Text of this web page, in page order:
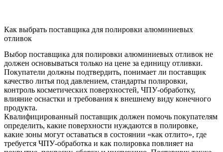
Как выбрать поставщика для полировки алюминиевых
отливок
Выбор поставщика для полировки алюминиевых отливок не
должен основываться только на цене за единицу отливки.
Покупатели должны подтвердить, понимает ли поставщик
качество литья под давлением, стандарты полировки,
контроль косметических поверхностей, ЧПУ-обработку,
влияние оснастки и требования к внешнему виду конечного
продукта.
Квалифицированный поставщик должен помочь покупателям
определить, какие поверхности нуждаются в полировке,
какие зоны могут оставаться в состоянии «как отлито», где
требуется ЧПУ-обработка и как полировка повлияет на